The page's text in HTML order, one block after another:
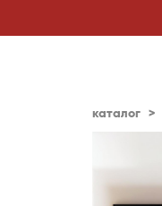
каталог >